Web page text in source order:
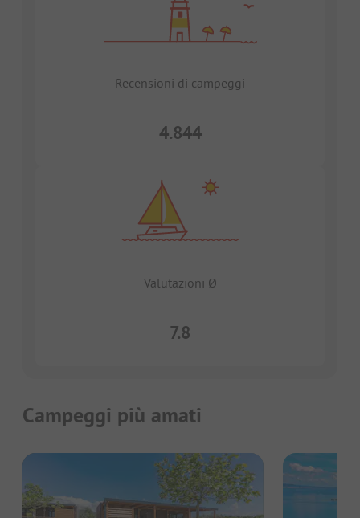
Recensioni di campeggi
4.844
Valutazioni Ø
7.8
Campeggi più amati